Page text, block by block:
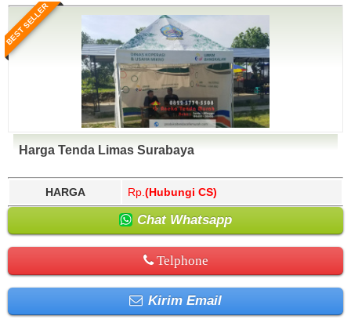
BEST SELLER
Harga Tenda Limas Surabaya
HARGA Rp. (Hubungi CS)
Chat Whatsapp
Telphone
Kirim Email